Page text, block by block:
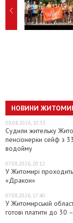
НОВИНИ
08.08.2026, 10:33
Судили жительку
пенсіонерки сейф з
водойму
07.08.2026, 20:12
У Житомирі
«Дракон»
07.08.2026, 17:40
У Житомирській
готові платити до 30